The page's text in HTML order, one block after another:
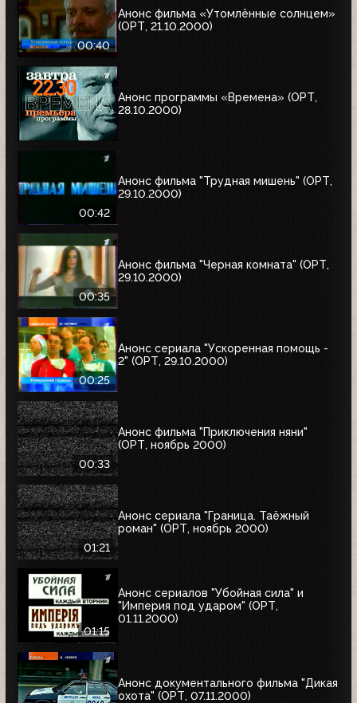
00:40
Анонс фильма «Утомлённые солнцем»
(ОРТ, 21.10.2000)
Анонс программы «Времена» (ОРТ,
28.10.2000)
00:42
Анонс фильма "Трудная мишень" (ОРТ,
29.10.2000)
00:35
Анонс фильма "Черная комната" (ОРТ,
29.10.2000)
00:25
Анонс сериала "Ускоренная помощь -
2" (ОРТ, 29.10.2000)
00:33
Анонс фильма "Приключения няни"
(ОРТ, ноябрь 2000)
01:21
Анонс сериала "Граница. Таёжный
роман" (ОРТ, ноябрь 2000)
01:15
Анонс сериалов "Убойная сила" и
"Империя под ударом" (ОРТ,
01.11.2000)
Анонс документального фильма "Дикая
охота" (ОРТ, 07.11.2000)